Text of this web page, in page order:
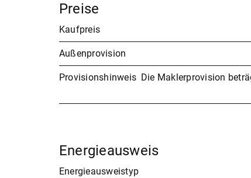
Preise
Kaufpreis
Außenprovision
Provisionshinweis Die Maklerprovision
Energieausweis
Energieausweistyp